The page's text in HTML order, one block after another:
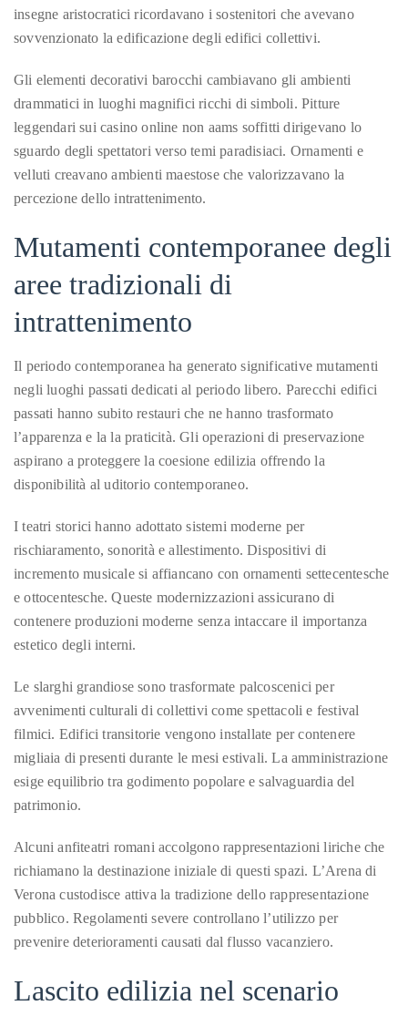
Follow
me
on
Twitter
BY
@@THEDUANEWELLS
©
All
Reserved
by
TheDuanewells
Privacy
Ploicy
|
insegne aristocratici ricordavano i sostenitori che avevano
sovvenzionato la edificazione degli edifici collettivi.
Gli elementi decorativi barocchi cambiavano gli ambienti
drammatici in luoghi magnifici ricchi di simboli. Pitture
leggendari sui casino online non aams soffitti dirigevano lo
sguardo degli spettatori verso temi paradisiaci. Ornamenti e
velluti creavano ambienti maestose che valorizzavano la
percezione dello intrattenimento.
Mutamenti contemporanee degli
aree tradizionali di
intrattenimento
Il periodo contemporanea ha generato significative mutamenti
negli luoghi passati dedicati al periodo libero. Parecchi edifici
passati hanno subito restauri che ne hanno trasformato
l’apparenza e la la praticità. Gli operazioni di preservazione
aspirano a proteggere la coesione edilizia offrendo la
disponibilità al uditorio contemporaneo.
I teatri storici hanno adottato sistemi moderne per
rischiaramento, sonorità e allestimento. Dispositivi di
incremento musicale si affiancano con ornamenti settecentesche
e ottocentesche. Queste modernizzazioni assicurano di
contenere produzioni moderne senza intaccare il importanza
estetico degli interni.
Le slarghi grandiose sono trasformate palcoscenici per
avvenimenti culturali di collettivi come spettacoli e festival
filmici. Edifici transitorie vengono installate per contenere
migliaia di presenti durante le mesi estivali. La amministrazione
esige equilibrio tra godimento popolare e salvaguardia del
patrimonio.
Alcuni anfiteatri romani accolgono rappresentazioni liriche che
richiamano la destinazione iniziale di questi spazi. L’Arena di
Verona custodisce attiva la tradizione dello rappresentazione
pubblico. Regolamenti severe controllano l’utilizzo per
prevenire deterioramenti causati dal flusso vacanziero.
Lascito edilizia nel scenario